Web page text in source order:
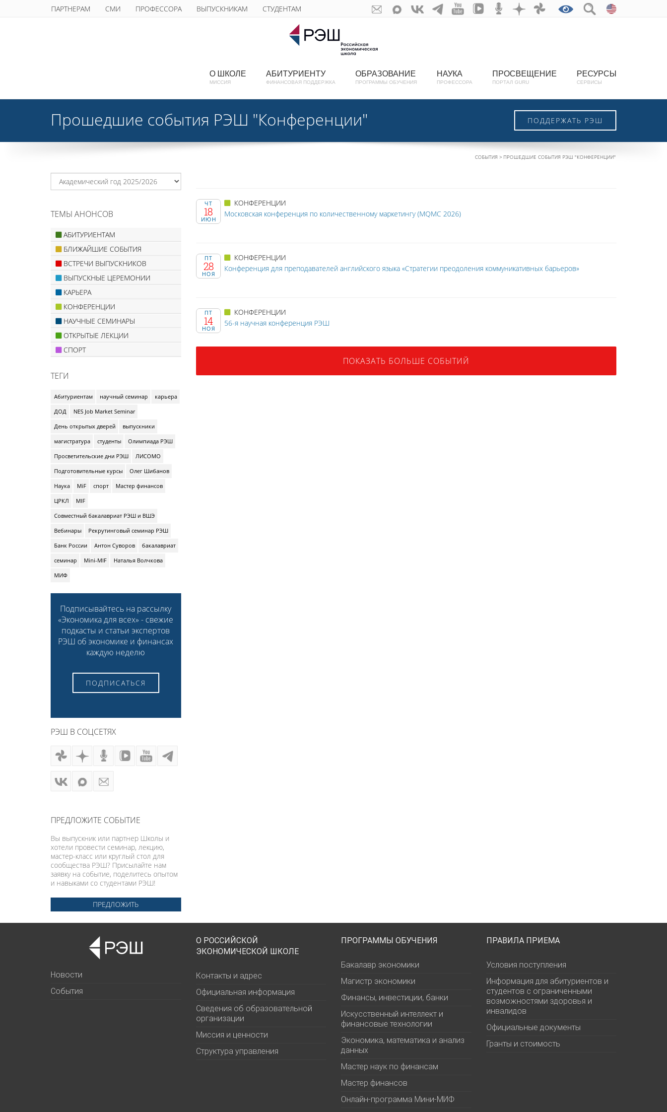
ПАРТНЕРАМ СМИ ПРОФЕССОРА ВЫПУСКНИКАМ СТУДЕНТАМ
О ШКОЛЕ
МИССИЯ
АБИТУРИЕНТУ
ФИНАНСОВАЯ ПОДДЕРЖКА
ОБРАЗОВАНИЕ
ПРОГРАММЫ ОБУЧЕНИЯ
НАУКА
ПРОФЕССОРА
ПРОСВЕЩЕНИЕ
ПОРТАЛ GURU
РЕСУРСЫ
СЕРВИСЫ
Прошедшие события РЭШ "Конференции" ПОДДЕРЖАТЬ РЭШ
СОБЫТИЯ ПРОШЕДШИЕ СОБЫТИЯ РЭШ "КОНФЕРЕНЦИИ"
ЧТ
18
ИЮН
КОНФЕРЕНЦИИ
Московская конференция по количественному маркетингу (MQMC 2026)
ПТ
28
НОЯ
КОНФЕРЕНЦИИ
Конференция для преподавателей английского языка «Стратегии преодоления коммуникативных барьеров»
ПТ
14
НОЯ
КОНФЕРЕНЦИИ
56-я научная конференция РЭШ
ПОКАЗАТЬ БОЛЬШЕ СОБЫТИЙ
ТЕМЫ АНОНСОВ
АБИТУРИЕНТАМ
БЛИЖАЙШИЕ СОБЫТИЯ
ВСТРЕЧИ ВЫПУСКНИКОВ
ВЫПУСКНЫЕ ЦЕРЕМОНИИ
КАРЬЕРА
КОНФЕРЕНЦИИ
НАУЧНЫЕ СЕМИНАРЫ
ОТКРЫТЫЕ ЛЕКЦИИ
СПОРТ
ТЕГИ
Абитуриентам научный семинар
карьера
ДОД
NES Job Market Seminar
День открытых дверей
выпускники
магистратура
студенты
Олимпиада РЭШ
Просветительские дни РЭШ
ЛИСОМО
Подготовительные курсы
Олег Шибанов
Наука
MiF спорт
Мастер финансов
ЦРКЛ
MIF
Совместный бакалавриат РЭШ и ВШЭ
Вебинары
Рекрутинговый семинар РЭШ
Банк России
Антон Суворов
бакалавриат
семинар
Mini-MIF
Наталья Волчкова
МИФ
Подписывайтесь на рассылку
«Экономика для всех» - свежие
подкасты и статьи экспертов
РЭШ об экономике и финансах
каждую неделю
ПОДПИСАТЬСЯ
РЭШ В СОЦСЕТЯХ
ПРЕДЛОЖИТЕ СОБЫТИЕ
Вы выпускник или партнер Школы и
хотели провести семинар, лекцию,
мастер-класс или круглый стол для
сообщества РЭШ? Присылайте нам
заявку на событие, поделитесь опытом
и навыками со студентами РЭШ!
ПРЕДЛОЖИТЬ
Новости
События
О РОССИЙСКОЙ
ЭКОНОМИЧЕСКОЙ ШКОЛЕ
Контакты и адрес
Официальная информация
Сведения об образовательной
организации
Миссия и ценности
Структура управления
ПРОГРАММЫ ОБУЧЕНИЯ
Бакалавр экономики
Магистр экономики
Финансы, инвестиции, банки
Искусственный интеллект и
финансовые технологии
Экономика, математика и анализ
данных
Мастер наук по финансам
Мастер финансов
Онлайн-программа Мини-МИФ
ПРАВИЛА ПРИЕМА
Условия поступления
Информация для абитуриентов и
студентов с ограниченными
возможностями здоровья и
инвалидов
Официальные документы
Гранты и стоимость